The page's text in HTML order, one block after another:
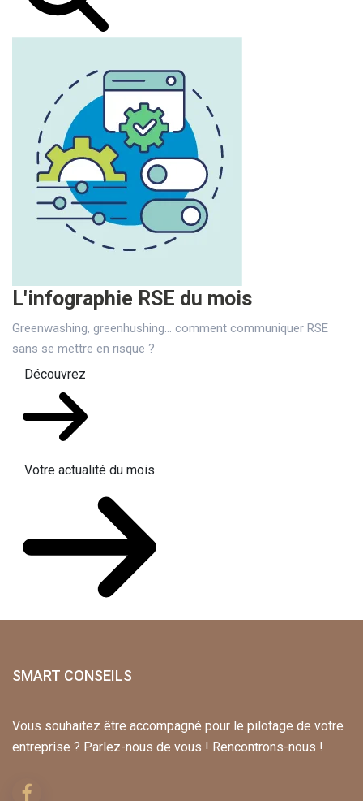
L'infographie RSE du mois
Greenwashing, greenhushing… comment communiquer RSE
sans se mettre en risque ?
Découvrez
Votre actualité du mois
SMART CONSEILS
Vous souhaitez être accompagné pour le pilotage de votre
entreprise ? Parlez-nous de vous ! Rencontrons-nous !